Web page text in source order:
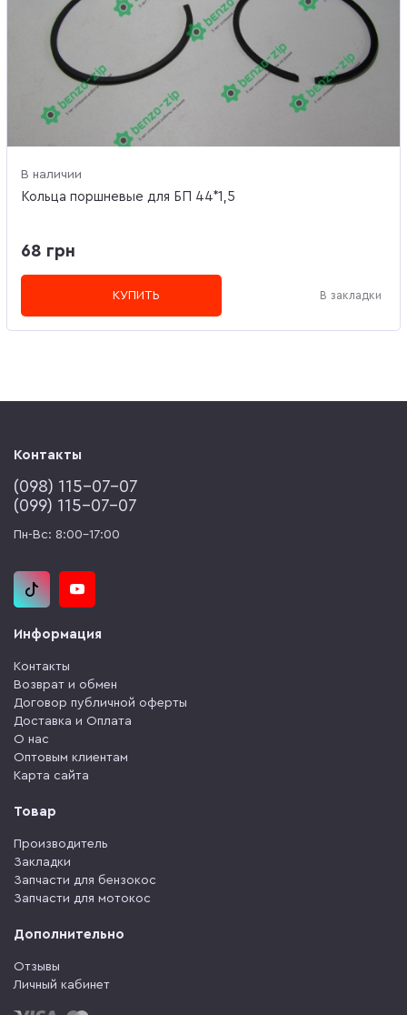
В наличии
Кольца поршневые для БП 44*1,5
68 грн
КУПИТЬ В закладки
Контакты
(‎098) 115-07-07
(‎099) 115-07-07
Пн-Вс: 8:00-17:00
Информация
Контакты
Возврат и обмен
Договор публичной оферты
Доставка и Оплата
О нас
Оптовым клиентам
Карта сайта
Товар
Производитель
Закладки
Запчасти для бензокос
Запчасти для мотокос
Дополнительно
Отзывы
Личный кабинет